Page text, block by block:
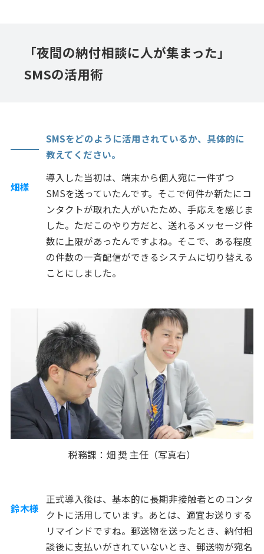
「夜間の納付相談に人が集まった」
SMSの活用術
SMSをどのように活用されているか、具体的に
教えてください。
畑様
導入した当初は、端末から個人宛に一件ずつ
SMSを送っていたんです。そこで何件か新たにコ
ンタクトが取れた人がいたため、手応えを感じま
した。ただこのやり方だと、送れるメッセージ件
数に上限があったんですよね。そこで、ある程度
の件数の一斉配信ができるシステムに切り替える
ことにしました。
税務課：畑 奨 主任（写真右）
鈴木様
正式導入後は、基本的に長期非接触者とのコンタ
クトに活用しています。あとは、適宜お送りする
リマインドですね。郵送物を送ったとき、納付相
談後に支払いがされていないとき、郵送物が宛名